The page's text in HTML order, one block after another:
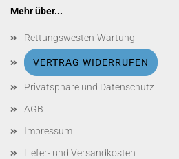
Mehr über...
Rettungswesten-Wartung
VERTRAG WIDERRUFEN
Privatsphäre und Datenschutz
AGB
Impressum
Liefer- und Versandkosten